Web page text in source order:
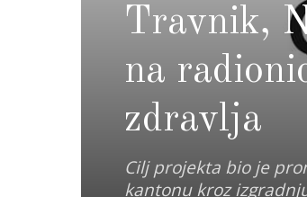
Travnik,
na
zdravlja
Cilj projekta bio je
kantonu kroz